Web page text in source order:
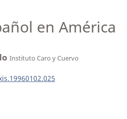
en América
Instituto Caro y Cuervo